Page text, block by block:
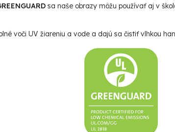
sa naše obrazy môžu používať aj v
voči UV žiareniu a vode a dajú sa čistiť vlhkou